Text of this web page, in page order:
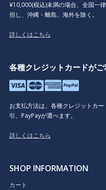
¥10,000(税込)未満の場合、全国一律
但し、沖縄・離島、海外を除く。
詳しくはこちら
各種クレジットカードがご
お支払方法は、各種クレジットカ
引、PayPayが選べます。
詳しくはこちら
SHOP INFORMATION
カート